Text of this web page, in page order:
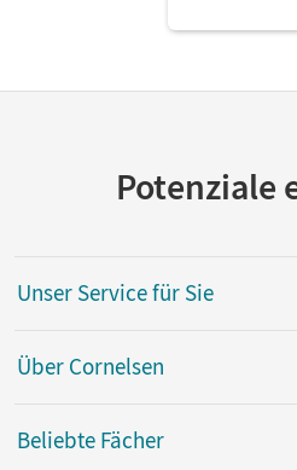
Potenziale
Unser Service für Sie
Über Cornelsen
Beliebte Fächer